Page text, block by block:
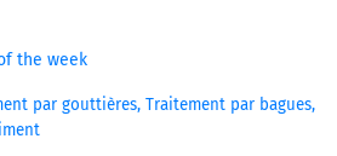
the week
par gouttières, Traitement par bagues,